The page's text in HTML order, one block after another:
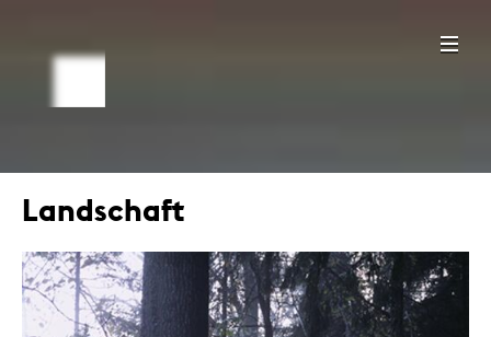
Landschaft